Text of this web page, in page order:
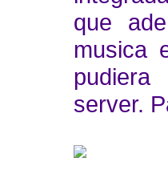
que
musica
server.